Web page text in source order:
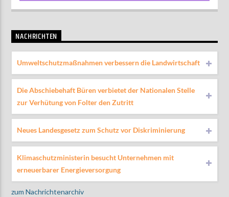
NACHRICHTEN
Umweltschutzmaßnahmen verbessern die Landwirtschaft
Die Abschiebehaft Büren verbietet der Nationalen Stelle
zur Verhütung von Folter den Zutritt
Neues Landesgesetz zum Schutz vor Diskriminierung
Klimaschutzministerin besucht Unternehmen mit
erneuerbarer Energieversorgung
zum Nachrichtenarchiv